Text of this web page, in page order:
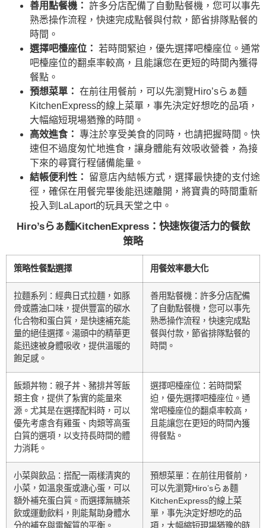
善用點餐機： 許多分店配備了自動點餐機，您可以事先
熟悉操作流程，快速完成點餐與付款，節省排隊點餐的
時間。
選擇吧檯座位： 若時間緊迫，優先選擇吧檯座位。通常
吧檯座位的翻桌率較高，且能讓您在更短的時間內獲得
餐點。
預想菜單： 在前往用餐前，可以先瀏覽Hiro’sらぁ麵
KitchenExpress的線上菜單，事先決定好想吃的品項，
大幅縮短現場猶豫的時間。
高效進食： 專注於享受美食的同時，也請把握時間。快
速但不過度匆忙地進食，讓身體能有效吸收營養，為接
下來的尋寶行程儲備能量。
結帳便利性：
留意店內結帳方式，選擇最快捷的支付途
徑，確保在用餐完畢後能迅速離開，將寶貴的時間重新
投入到LaLaport的玩具天堂之中。
Hiro’sらぁ麵KitchenExpress：快速恢復活力的餐飲
策略
策略性餐點選擇 用餐效率最大化
拉麵系列：經典日式拉麵，如豚
骨或醬油口味，提供豐富的碳水
化合物和蛋白質，是快速補充能
量的絕佳選擇。湯頭中的精華更
能迅速被身體吸收，提供溫暖的
飽足感。
善用點餐機：許多分店配備
了自動點餐機，您可以事先
熟悉操作流程，快速完成點
餐與付款，節省排隊點餐的
時間。
飯類丼物：親子丼、豬排丼等飯
類主食，提供了紮實的能量來
源。尤其是在選擇配料時，可以
優先考慮含有雞蛋、肉類等高蛋
白質的選項，以支持長時間的體
力消耗。
選擇吧檯座位：若時間緊
迫，優先選擇吧檯座位。通
常吧檯座位的翻桌率較高，
且能讓您在更短的時間內獲
得餐點。
小菜與飲品：搭配一兩樣清爽的
小菜，如溫泉蛋或溏心蛋，可以
額外補充蛋白質。而選擇無糖茶
飲或運動飲料，則能幫助身體水
分的補充與電解質的平衡。
預想菜單：在前往用餐前，
可以先瀏覽Hiro’sらぁ麵
KitchenExpress的線上菜
單，事先決定好想吃的品
項，大幅縮短現場猶豫的時